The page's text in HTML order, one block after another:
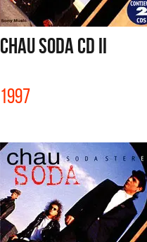
CHAU SODA CD II
1997